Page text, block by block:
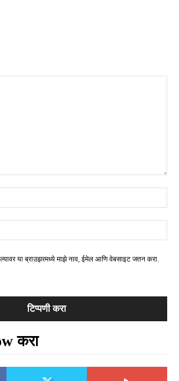
या ब्राउझरमध्ये माझे नाव, ईमेल आणि वेबसाइट जतन करा.
करा